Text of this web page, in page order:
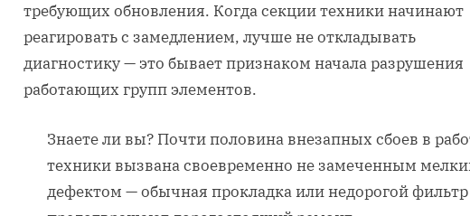
требующих обновления. Когда секции техники начинают
реагировать с замедлением, лучше не откладывать
диагностику — это бывает признаком начала разрушения
работающих групп элементов.
Знаете ли вы? Почти половина внезапных сбоев в
техники вызвана своевременно не замеченным
дефектом — обычная прокладка или недорогой фильтр